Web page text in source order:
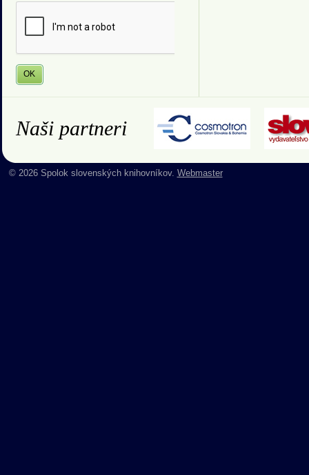
Naši partneri
© 2026 Spolok slovenských knihovníkov. Webmaster